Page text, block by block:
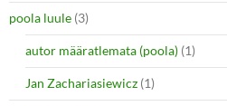
poola luule (3)
autor määratlemata (poola) (1)
Jan Zachariasiewicz (1)